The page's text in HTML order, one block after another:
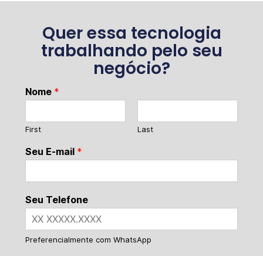
Quer essa tecnologia
trabalhando pelo seu
negócio?
Nome *
First Last
Seu E-mail *
Seu Telefone
Preferencialmente com WhatsApp